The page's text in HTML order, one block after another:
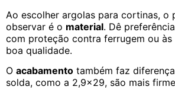
Ao escolher argolas para cortinas, o
observar é o material. Dê
com proteção contra ferrugem ou às
boa qualidade.
O acabamento também faz
solda, como a 2,9×29, são mais